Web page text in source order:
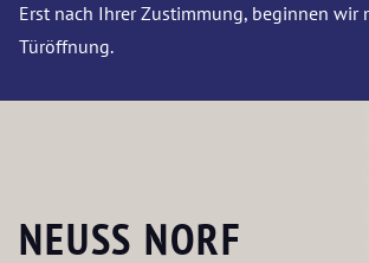
Erst nach Ihrer Zustimmung, beginnen wir
Türöffnung.
NEUSS NORF